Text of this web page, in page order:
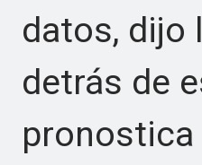
datos, dijo
detrás de